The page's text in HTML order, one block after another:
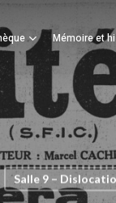
Mémoire et
Panier
Salle 9 –